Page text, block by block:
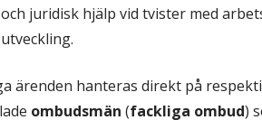
och juridisk hjälp vid tvister med
ärenden hanteras direkt på
ombudsmän (fackliga ombud)